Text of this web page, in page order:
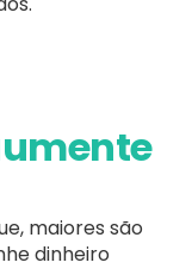
maiores são
dinheiro